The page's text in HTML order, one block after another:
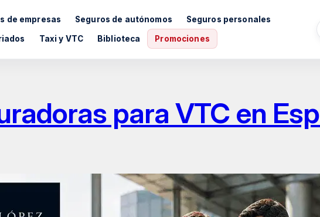
de empresas Seguros de autónomos Seguros personales
Taxi y VTC Biblioteca Promociones
para VTC en